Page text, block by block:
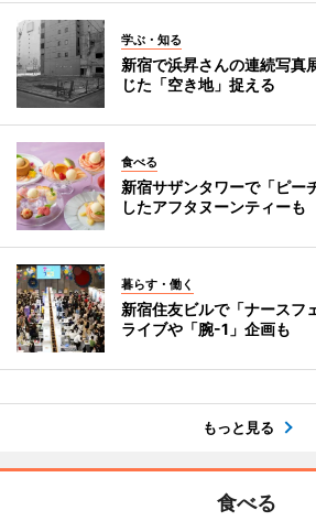
学ぶ・知る
新宿で浜昇さんの連続写真
じた「空き地」捉える
食べる
新宿サザンタワーで「ピー
したアフタヌーンティーも
暮らす・働く
新宿住友ビルで「ナースフ
ライブや「腕-1」企画も
もっと見る
食べる